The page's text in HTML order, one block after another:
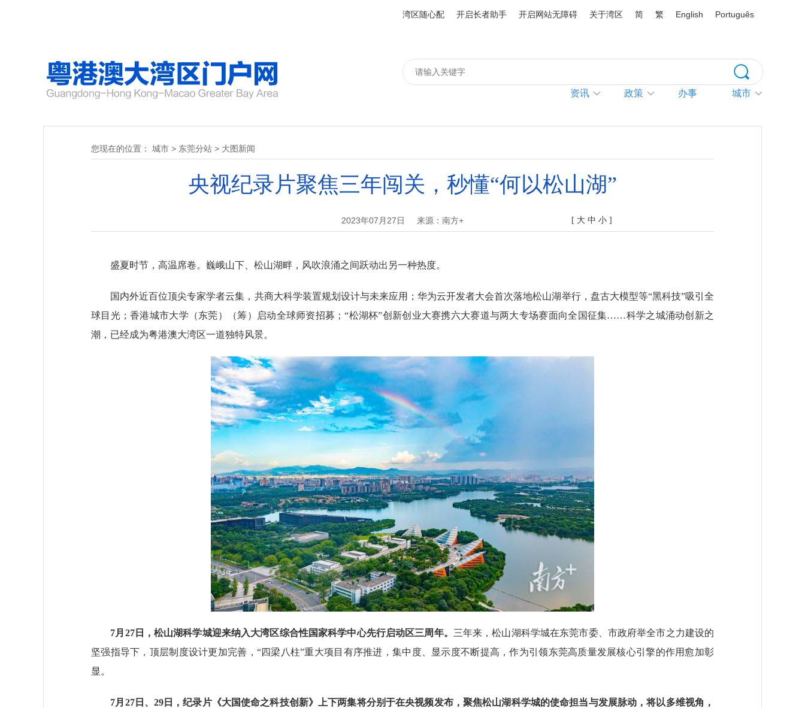
湾区随心配 开启长者助手 开启网站无障碍 关于湾区 简 繁 English Português
资讯 政策 办事 城市
您现在的位置： 城市 > 东莞分站 > 大图新闻
央视纪录片聚焦三年闯关，秒懂“何以松山湖”
2023年07月27日 来源：南方+ [ 大 中 小 ]
盛夏时节，高温席卷。巍峨山下、松山湖畔，风吹浪涌之间跃动出另一种热度。
国内外近百位顶尖专家学者云集，共商大科学装置规划设计与未来应用；华为云开发者大会首次落地松山湖举行，盘古大模型等“黑科技”吸引全
球目光；香港城市大学（东莞）（筹）启动全球师资招募；“松湖杯”创新创业大赛携六大赛道与两大专场赛面向全国征集……科学之城涌动创新之
潮，已经成为粤港澳大湾区一道独特风景。
7月27日，松山湖科学城迎来纳入大湾区综合性国家科学中心先行启动区三周年。 三年来，松山湖科学城在东莞市委、市政府举全市之力建设的
坚强指导下，顶层制度设计更加完善，“四梁八柱”重大项目有序推进，集中度、显示度不断提高，作为引领东莞高质量发展核心引擎的作用愈加彰
显。
7月27日、29日，纪录片《大国使命之科技创新》上下两集将分别于在央视频发布，聚焦松山湖科学城的使命担当与发展脉动，将以多维视角，